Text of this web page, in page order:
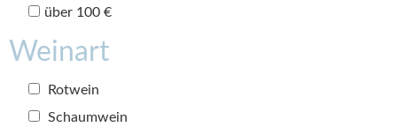
über 100 €
Weinart
Rotwein
Schaumwein